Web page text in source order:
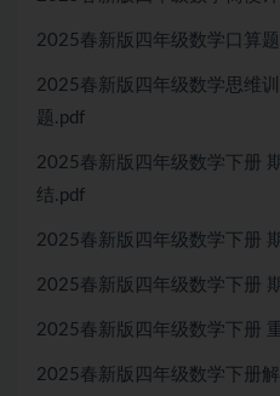
2025春新版四年级数学口算
2025春新版四年级数学思维
题.pdf
2025春新版四年级数学下册
结.pdf
2025春新版四年级数学下册
2025春新版四年级数学下册
2025春新版四年级数学下册
2025春新版四年级数学下册